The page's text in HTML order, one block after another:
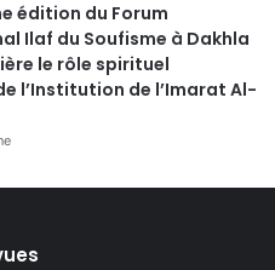
édition du Forum
Ilaf du Soufisme à Dakhla
le rôle spirituel
l’Institution de l’Imarat Al-